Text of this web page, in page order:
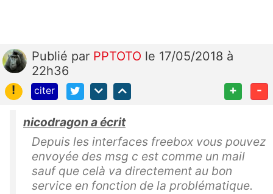
Publié par PPTOTO le 17/05/2018 à
22h36
!
citer + -
nicodragon a écrit
Depuis les interfaces freebox vous pouvez
envoyée des msg c est comme un mail
sauf que celà va directement au bon
service en fonction de la problématique.